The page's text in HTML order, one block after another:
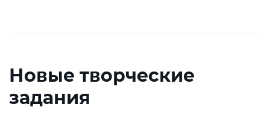
Новые творческие
задания